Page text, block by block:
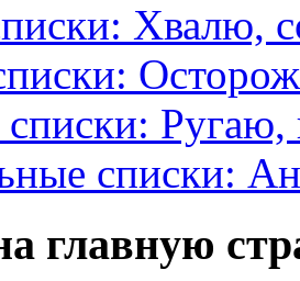
Хвалю,
Ругаю,
списки:
главную